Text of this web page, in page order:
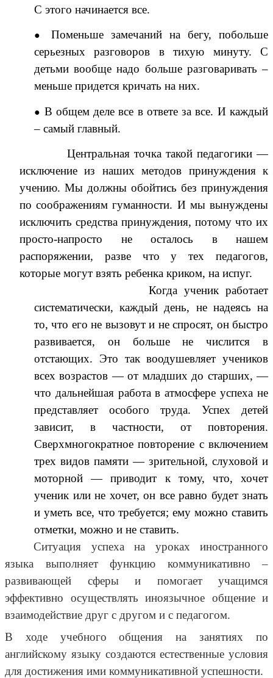
С этого начинается все.
Поменьше замечаний на бегу, побольше
серьезных разговоров в тихую минуту. С
детьми вообще надо больше разговаривать –
меньше придется кричать на них.
В общем деле все в ответе за все. И каждый
– самый главный.
Центральная точка такой педагогики —
исключение из наших методов принуждения к
учению. Мы должны обойтись без принуждения
по соображениям гуманности. И мы вынуждены
исключить средства принуждения, потому что их
просто-напросто не осталось в нашем
распоряжении, разве что у тех педагогов,
которые могут взять ребенка криком, на испуг.
Когда ученик работает
систематически, каждый день, не надеясь на
то, что его не вызовут и не спросят, он быстро
развивается, он больше не числится в
отстающих. Это так воодушевляет учеников
всех возрастов — от младших до старших, —
что дальнейшая работа в атмосфере успеха не
представляет особого труда. Успех детей
зависит, в частности, от повторения.
Сверхмногократное повторение с включением
трех видов памяти — зрительной, слуховой и
моторной — приводит к тому, что, хочет
ученик или не хочет, он все равно будет знать
и уметь все, что требуется; ему можно ставить
отметки, можно и не ставить.
Ситуация успеха на уроках иностранного
языка выполняет функцию коммуникативно –
развивающей сферы и помогает учащимся
эффективно осуществлять иноязычное общение и
взаимодействие друг с другом и с педагогом.
В ходе учебного общения на занятиях по
английскому языку создаются естественные условия
для достижения ими коммуникативной успешности.